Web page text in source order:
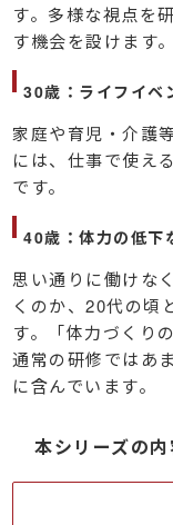
す。多様な視点を
す機会を設けます。
30歳：ライフイベ
家庭や育児・介護
には、仕事で使え
です。
40歳：体力の低下
思い通りに働けな
くのか、20代の頃
す。「体力づくり
通常の研修ではあ
に含んでいます。
本シリーズの内